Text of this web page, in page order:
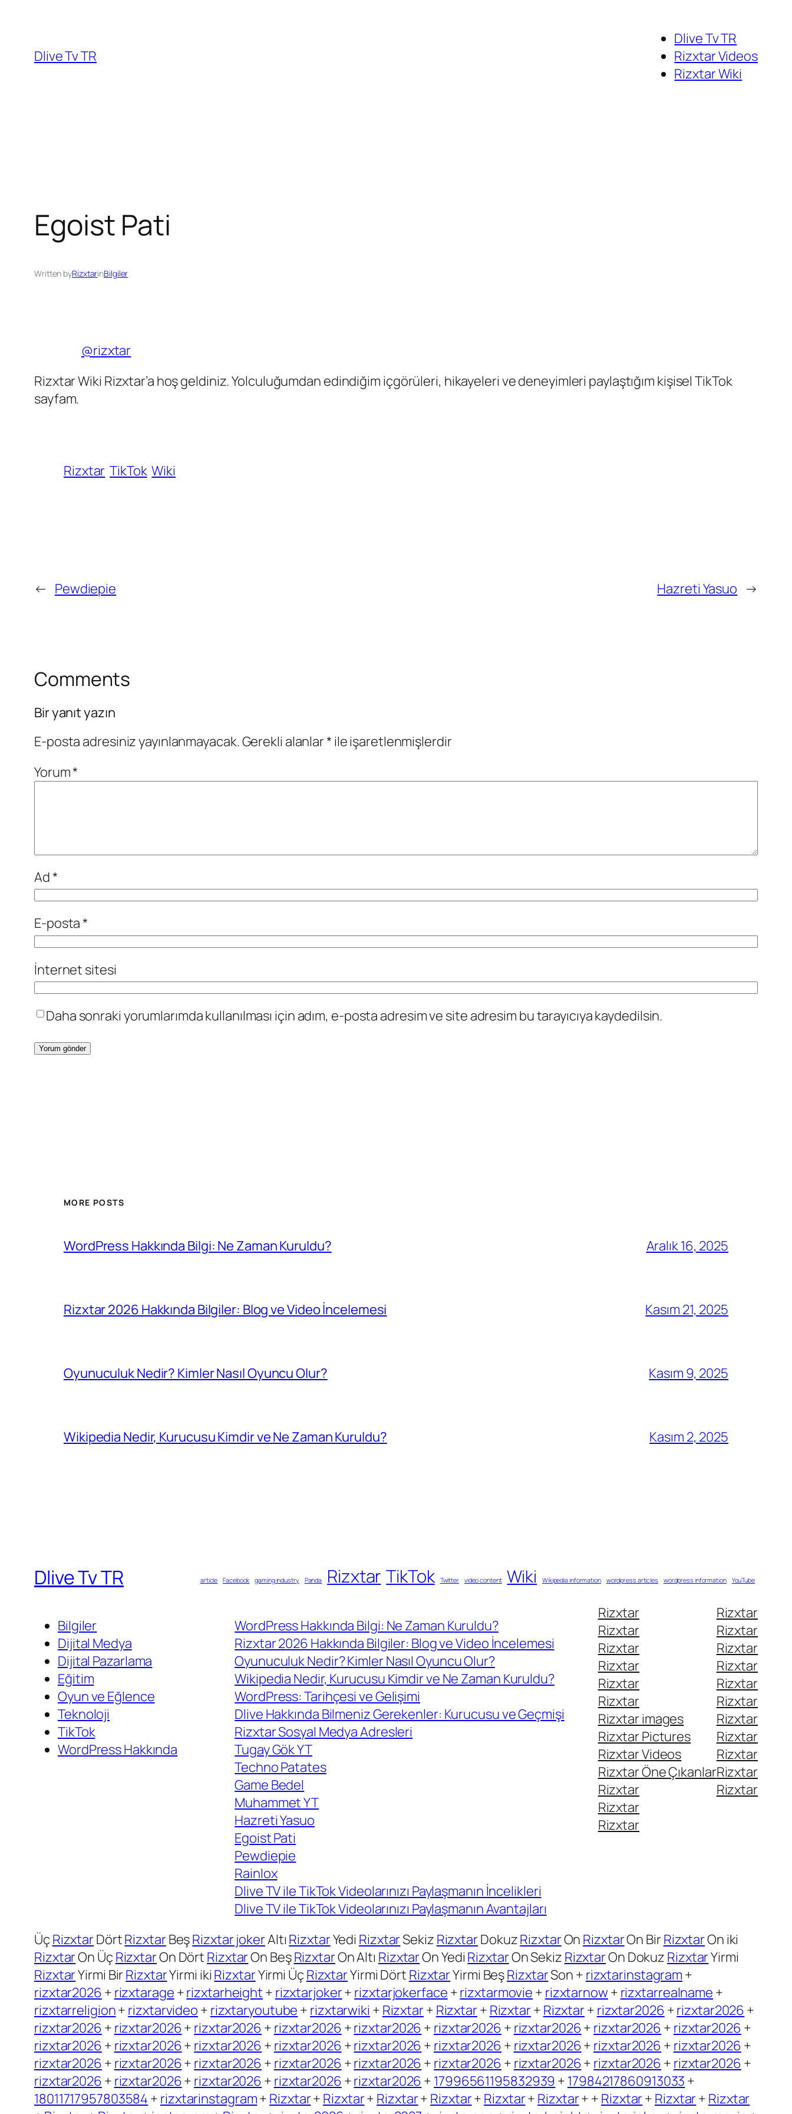
Dlive Tv TR
Dlive Tv TR
Rizxtar Videos
Rizxtar Wiki
Egoist Pati
Written byRizxtarinBilgiler
@rizxtar
Rizxtar Wiki Rizxtar’a hoş geldiniz. Yolculuğumdan edindiğim içgörüleri, hikayeleri ve deneyimleri paylaştığım kişisel TikTok
sayfam.
Rizxtar TikTok Wiki
← Pewdiepie Hazreti Yasuo →
Comments
Bir yanıt yazın
E-posta adresiniz yayınlanmayacak.Gerekli alanlar* ile işaretlenmişlerdir
Yorum*
Ad*
E-posta*
İnternet sitesi
Daha sonraki yorumlarımda kullanılması için adım, e-posta adresim ve site adresim bu tarayıcıya kaydedilsin.
MORE POSTS
WordPress Hakkında Bilgi: Ne Zaman Kuruldu? Aralık 16, 2025
Rizxtar 2026 Hakkında Bilgiler: Blog ve Video İncelemesi Kasım 21, 2025
Oyunuculuk Nedir? Kimler Nasıl Oyuncu Olur? Kasım 9, 2025
Wikipedia Nedir, Kurucusu Kimdir ve Ne Zaman Kuruldu? Kasım 2, 2025
Dlive Tv TR article Facebook gaming industry Panda Rizxtar TikTok Twitter video content Wiki Wikipedia information wordpress articles wordpress information YouTube
Bilgiler
Dijital Medya
Dijital Pazarlama
Eğitim
Oyun ve Eğlence
Teknoloji
TikTok
WordPress Hakkında
WordPress Hakkında Bilgi: Ne Zaman Kuruldu?
Rizxtar 2026 Hakkında Bilgiler: Blog ve Video İncelemesi
Oyunuculuk Nedir? Kimler Nasıl Oyuncu Olur?
Wikipedia Nedir, Kurucusu Kimdir ve Ne Zaman Kuruldu?
WordPress: Tarihçesi ve Gelişimi
Dlive Hakkında Bilmeniz Gerekenler: Kurucusu ve Geçmişi
Rizxtar Sosyal Medya Adresleri
Tugay Gök YT
Techno Patates
Game Bedel
Muhammet YT
Hazreti Yasuo
Egoist Pati
Pewdiepie
Rainlox
Dlive TV ile TikTok Videolarınızı Paylaşmanın İncelikleri
Dlive TV ile TikTok Videolarınızı Paylaşmanın Avantajları
Rizxtar
Rizxtar
Rizxtar
Rizxtar
Rizxtar
Rizxtar
Rizxtar images
Rizxtar Pictures
Rizxtar Videos
Rizxtar Öne Çıkanlar
Rizxtar
Rizxtar
Rizxtar
Rizxtar
Rizxtar
Rizxtar
Rizxtar
Rizxtar
Rizxtar
Rizxtar
Rizxtar
Rizxtar
Rizxtar
Rizxtar
Üç RizxtarDörtRizxtarBeşRizxtar jokerAltı RizxtarYedi RizxtarSekiz RizxtarDokuzRizxtarOn RizxtarOn Bir RizxtarOn iki
RizxtarOn Üç RizxtarOn Dört RizxtarOn BeşRizxtarOn Altı RizxtarOn Yedi RizxtarOn Sekiz RizxtarOn Dokuz RizxtarYirmi
RizxtarYirmi Bir RizxtarYirmi iki RizxtarYirmi Üç RizxtarYirmi Dört RizxtarYirmi BeşRizxtarSon + rizxtarinstagram +
rizxtar2026 + rizxtarage +rizxtarheight + rizxtarjoker+ rizxtarjokerface +rizxtarmovie + rizxtarnow + rizxtarrealname +
rizxtarreligion+ rizxtarvideo + rizxtaryoutube + rizxtarwiki + Rizxtar+ Rizxtar+ Rizxtar+ Rizxtar+ rizxtar2026 +rizxtar2026 +
rizxtar2026 + rizxtar2026+ rizxtar2026 + rizxtar2026 +rizxtar2026 + rizxtar2026 + rizxtar2026+ rizxtar2026 + rizxtar2026 +
rizxtar2026 + rizxtar2026+ rizxtar2026 + rizxtar2026 +rizxtar2026 + rizxtar2026 + rizxtar2026+ rizxtar2026 + rizxtar2026 +
rizxtar2026 + rizxtar2026+ rizxtar2026 + rizxtar2026 +rizxtar2026 + rizxtar2026 + rizxtar2026+ rizxtar2026 + rizxtar2026 +
rizxtar2026 + rizxtar2026+ rizxtar2026 + rizxtar2026 +rizxtar2026 + 17996561195832939 + 17984217860913033 +
18011717957803584 + rizxtarinstagram+ Rizxtar+ Rizxtar+ Rizxtar+ Rizxtar+ Rizxtar+ Rizxtar+ + Rizxtar+ Rizxtar+ Rizxtar